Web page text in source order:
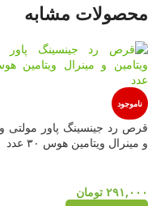
محصولات مشابه
ناموجود
قرص رد جینسینگ پاور مولتی
و مینرال ویتامین هوس ۳۰ عدد
۲۹۱,۰۰۰ تومان